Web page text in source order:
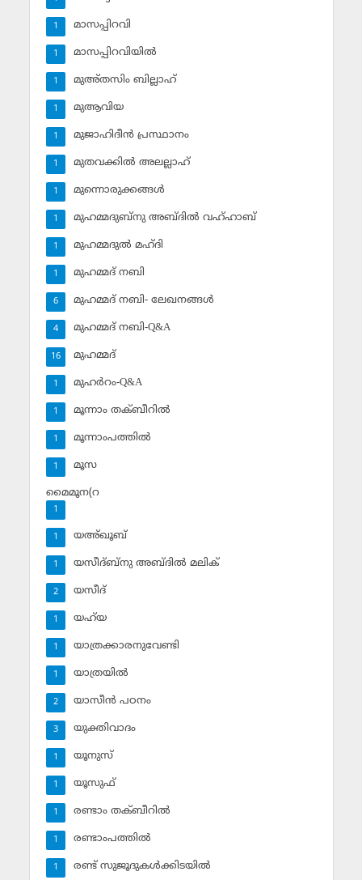
മാസപ്പിറവി
1
മാസപ്പിറവിയില്‍
1
മുഅ്തസിം ബില്ലാഹ്
1
മുആവിയ
1
മുജാഹിദീന്‍ പ്രസ്ഥാനം
1
മുതവക്കില്‍ അലല്ലാഹ്
1
മുന്നൊരുക്കങ്ങള്‍
1
മുഹമ്മദുബ്‌നു അബ്ദില്‍ വഹ്ഹാബ്
1
മുഹമ്മദുല്‍ മഹ്ദി
1
മുഹമ്മദ് നബി
1
മുഹമ്മദ് നബി- ലേഖനങ്ങള്‍
6
മുഹമ്മദ് നബി-Q&A
4
മുഹമ്മദ്‌
16
മുഹര്‍റം-Q&A
1
മൂന്നാം തക്ബീറില്‍
1
മൂന്നാംപത്തില്‍
1
മൂസ
1
മൈമൂന(റ
1
യഅ്ഖൂബ്‌
1
യസീദ്ബ്‌നു അബ്ദില്‍ മലിക്‌
1
യസീദ്‌
2
യഹ്‌യ
1
യാത്രക്കാരനുവേണ്ടി
1
യാത്രയില്‍
1
യാസീന്‍ പഠനം
2
യുക്തിവാദം
3
യൂനുസ്‌
1
യൂസുഫ്‌
1
രണ്ടാം തക്ബീറില്‍
1
രണ്ടാംപത്തില്‍
1
രണ്ട് സുജൂദുകള്‍ക്കിടയില്‍
1